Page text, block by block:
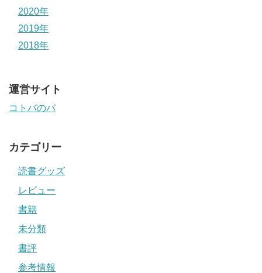
2020年
2019年
2018年
運営サイト
コトバのバ
カテゴリー
読書グッズ
レビュー
書籍
未分類
書評
参考情報